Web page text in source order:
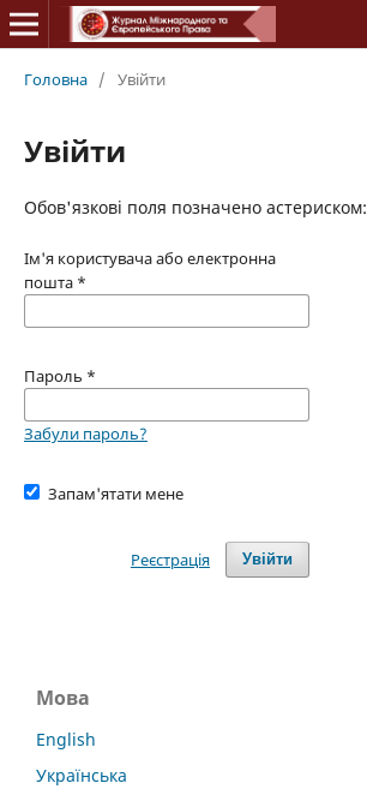
Головна / Увійти
Увійти
Обов'язкові поля позначено астериском:
Ім'я користувача або електронна
пошта *
Пароль *
Забули пароль?
Запам'ятати мене
Увійти
Реєстрація
Мова
English
Українська